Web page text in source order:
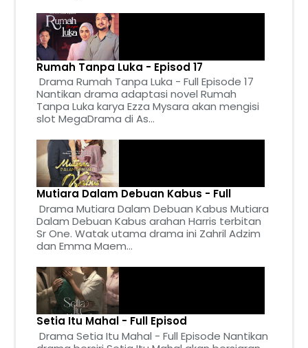
Rumah Tanpa Luka - Episod 17
Drama Rumah Tanpa Luka - Full Episode 17
Nantikan drama adaptasi novel Rumah
Tanpa Luka karya Ezza Mysara akan mengisi
slot MegaDrama di As...
Mutiara Dalam Debuan Kabus - Full
Drama Mutiara Dalam Debuan Kabus Mutiara
Dalam Debuan Kabus arahan Harris terbitan
Sr One. Watak utama drama ini Zahril Adzim
dan Emma Maem...
Setia Itu Mahal - Full Episod
Drama Setia Itu Mahal - Full Episode Nantikan